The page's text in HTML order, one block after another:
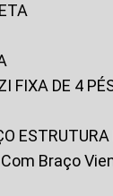
FIXA DE 4
Braço